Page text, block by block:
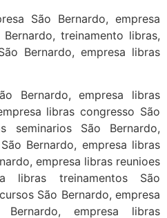
São Bernardo, empresa
treinamento libras,
Bernardo, empresa libras
Bernardo, empresa libras
libras congresso São
seminarios São Bernardo,
Bernardo, empresa libras
empresa libras reunioes
libras treinamentos São
São Bernardo, empresa
empresa libras